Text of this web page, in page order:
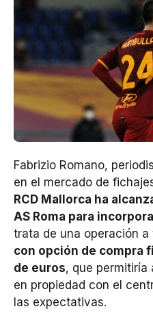
Fabrizio Romano,
en el mercado de
RCD Mallorca ha
AS Roma para
trata de una operación a
con opción de compra
de euros, que permitiría
en propiedad con el
las expectativas.